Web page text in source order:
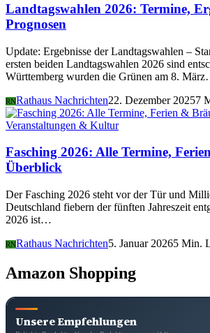
Landtagswahlen 2026: Termine,
Prognosen
Update: Ergebnisse der Landtagswahlen –
ersten beiden Landtagswahlen 2026 sind
Württemberg wurden die Grünen am 8.
RNRathaus Nachrichten22. Dezember 20257
Veranstaltungen & Kultur
Fasching 2026: Alle Termine,
Überblick
Der Fasching 2026 steht vor der Tür und
Deutschland fiebern der fünften Jahreszeit
2026 ist…
RNRathaus Nachrichten5. Januar 20265 Min.
Amazon Shopping
Unsere Empfehlungen